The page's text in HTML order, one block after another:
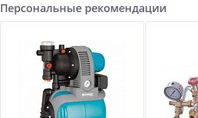
Персональные рекомендации